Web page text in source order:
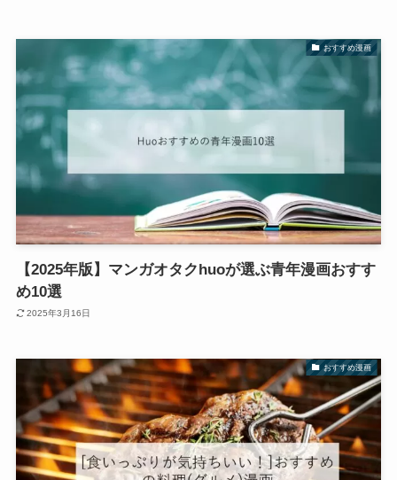
おすすめ漫画
【2025年版】マンガオタクhuoが選ぶ青年漫画おすす
め10選
2025年3月16日
おすすめ漫画